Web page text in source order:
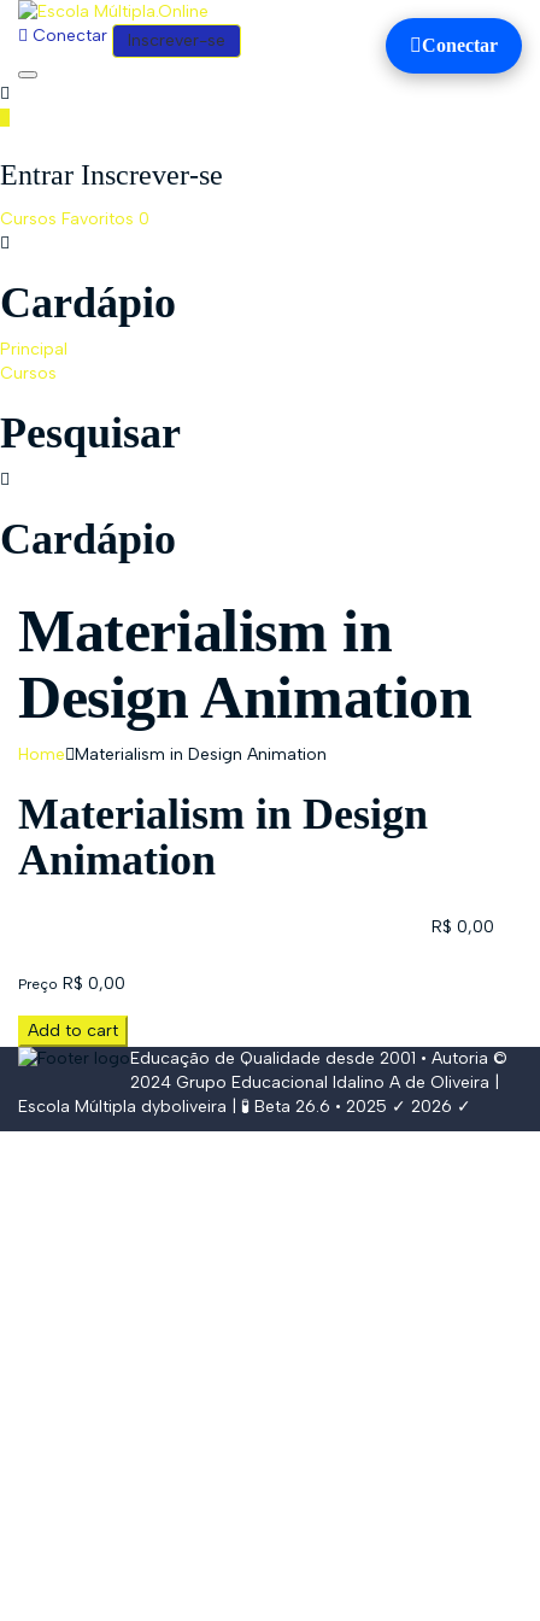
Conectar Inscrever-se
Toggle
Entrar Inscrever-se
Cursos Favoritos 0
Cardápio
Principal
Cursos
Pesquisar
Cardápio
Materialism in
Design Animation
Home Materialism in Design Animation
Materialism in Design
Animation
R$ 0,00
Preço R$ 0,00
Add to cart
Educação de Qualidade desde 2001 • Autoria ©
2024 Grupo Educacional Idalino A de Oliveira
Escola Múltipla dyboliveira | 🧪 Beta 26.6 • 2025 ✓ 2026 ✓
Conectar